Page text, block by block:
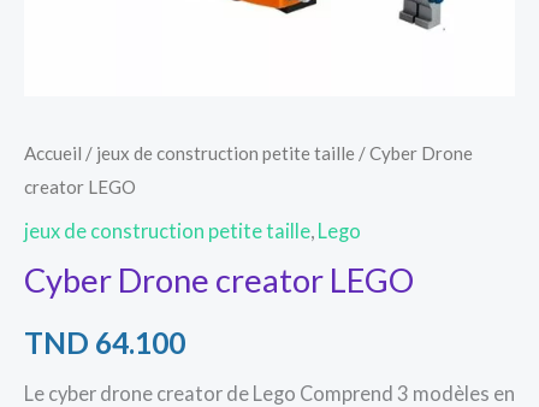
Accueil / jeux de construction petite taille / Cyber Drone
creator LEGO
jeux de construction petite taille, Lego
Cyber Drone creator LEGO
TND 64.100
Le cyber drone creator de Lego Comprend 3 modèles en